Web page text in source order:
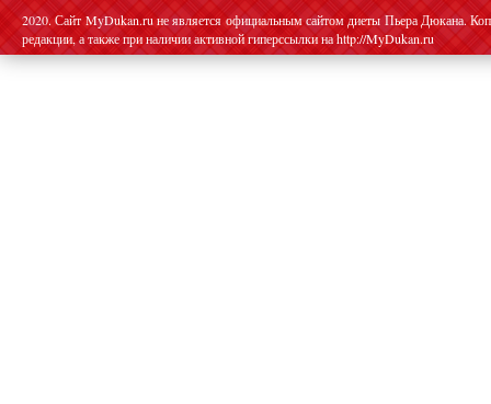
2020. Сайт MyDukan.ru не является официальным сайтом диеты Пьера Дюкана.
редакции, а также при наличии активной гиперссылки на http://MyDukan.ru